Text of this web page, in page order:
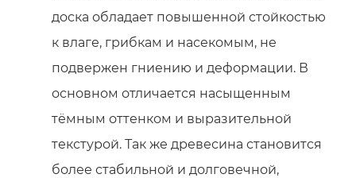
доска обладает повышенной стойкостью
к влаге, грибкам и насекомым, не
подвержен гниению и деформации. В
основном отличается насыщенным
тёмным оттенком и выразительной
текстурой. Так же древесина становится
более стабильной и долговечной,